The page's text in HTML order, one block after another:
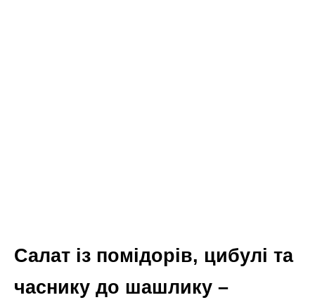
Салат із помідорів, цибулі та
часнику до шашлику –